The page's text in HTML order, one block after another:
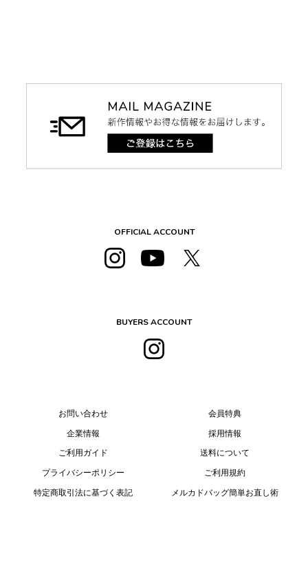
OFFICIAL ACCOUNT
BUYERS ACCOUNT
お問い合わせ
企業情報
ご利用ガイド
プライバシーポリシー
特定商取引法に基づく表記
会員特典
採用情報
送料について
ご利用規約
メルカドバッグ簡単お直し術